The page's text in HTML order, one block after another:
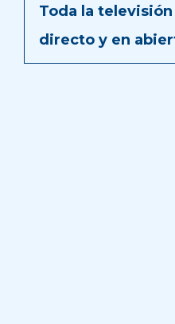
Toda la televisión
directo y en